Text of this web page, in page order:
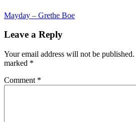
Mayday – Grethe Boe
Leave a Reply
Your email address will not be published.
marked *
Comment *